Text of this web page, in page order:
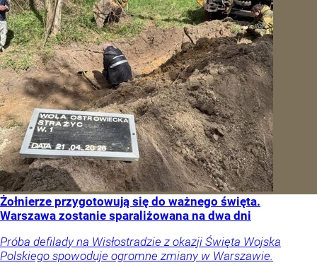
Żołnierze przygotowują się do ważnego święta.
Warszawa zostanie sparaliżowana na dwa dni
Próba defilady na Wisłostradzie z okazji Święta Wojska
Polskiego spowoduje ogromne zmiany w Warszawie.